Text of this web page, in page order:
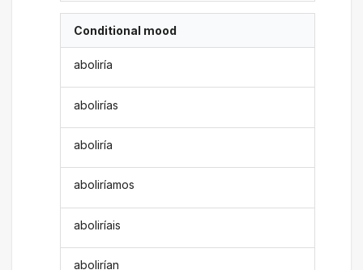
Conditional mood
aboliría
abolirías
aboliría
aboliríamos
aboliríais
abolirían